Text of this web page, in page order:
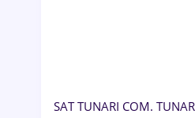
SAT TUNARI COM.